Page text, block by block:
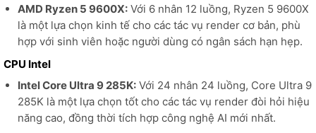
AMD Ryzen 5 9600X:Với 6 nhân 12 luồng, Ryzen 5 9600X
là một lựa chọn kinh tế cho các tác vụ render cơ bản, phù
hợp với sinh viên hoặc người dùng có ngân sách hạn hẹp.
CPU Intel
Intel Core Ultra 9 285K:Với 24 nhân 24 luồng, Core Ultra 9
285K là một lựa chọn tốt cho các tác vụ render đòi hỏi hiệu
năng cao, đồng thời tích hợp công nghệ AI mới nhất.